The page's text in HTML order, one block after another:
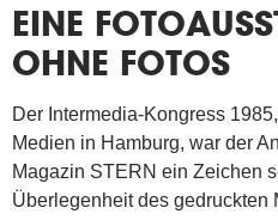
EINE
OHNE FOTOS
Der Intermedia-Kongress
Medien in Hamburg, war der
Magazin STERN ein Zeichen
Überlegenheit des gedruckten